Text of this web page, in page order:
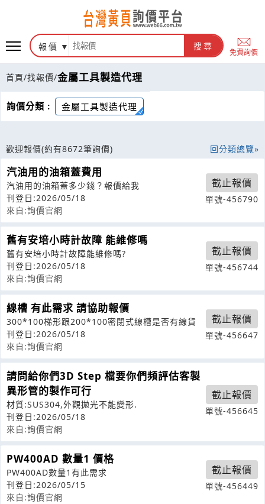
報價 搜尋
免費詢價
首頁/找報價/金屬工具製造代理
詢價分類 : 金屬工具製造代理
歡迎報價(約有8672筆詢價) 回分類總覽
汽油用的油箱蓋費用
汽油用的油箱蓋多少錢？報價給我
刊登日:2026/05/18
來自:詢價官網
截止報價
單號-456790
舊有安培小時計故障 能維修嗎
舊有安培小時計故障能維修嗎?
刊登日:2026/05/18
來自:詢價官網
截止報價
單號-456744
線槽 有此需求 請協助報價
300*100梯形跟200*100密閉式線槽是否有線貨
刊登日:2026/05/18
來自:詢價官網
截止報價
單號-456647
請問給你們3D Step 檔要你們頻評估客製
異形管的製作可行
材質:SUS304,外觀拋光不能變形.
刊登日:2026/05/18
來自:詢價官網
截止報價
單號-456645
PW400AD 數量1 價格
PW400AD數量1有此需求
刊登日:2026/05/15
來自:詢價官網
截止報價
單號-456449